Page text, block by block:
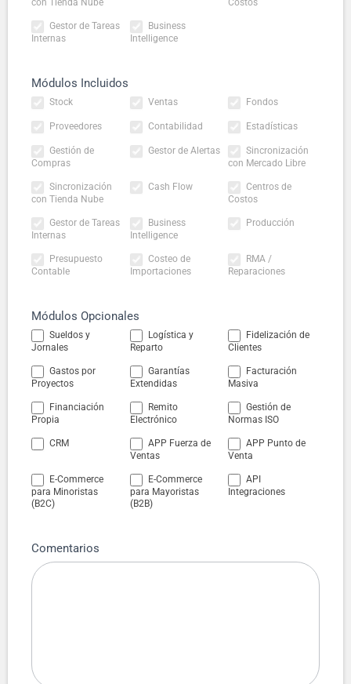
con Tienda Nube Costos
Gestor de Tareas
Internas
Business
Intelligence
Módulos Incluidos
Stock Ventas Fondos
Proveedores Contabilidad Estadísticas
Gestión de
Compras
Gestor de Alertas
Sincronización
con Mercado Libre
Sincronización
con Tienda Nube
Cash Flow
Centros de
Costos
Gestor de Tareas
Internas
Business
Intelligence
Producción
Presupuesto
Contable
Costeo de
Importaciones
RMA /
Reparaciones
Módulos Opcionales
Sueldos y
Jornales
Logística y
Reparto
Fidelización de
Clientes
Gastos por
Proyectos
Garantías
Extendidas
Facturación
Masiva
Financiación
Propia
Remito
Electrónico
Gestión de
Normas ISO
CRM
APP Fuerza de
Ventas
APP Punto de
Venta
E-Commerce
para Minoristas
(B2C)
E-Commerce
para Mayoristas
(B2B)
API
Integraciones
Comentarios